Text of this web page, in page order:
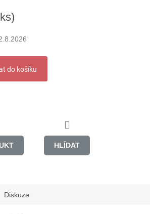
do košíku
HLÍDAT
Diskuze